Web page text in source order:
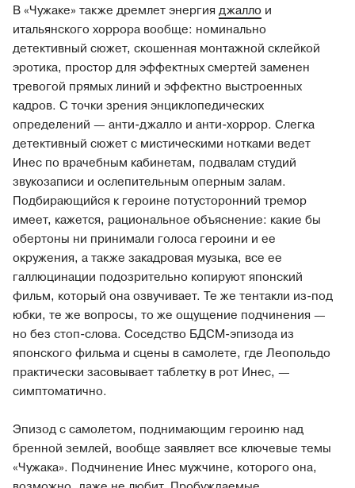
В «Чужаке» также дремлет энергия джалло и
итальянского хоррора вообще: номинально
детективный сюжет, скошенная монтажной склейкой
эротика, простор для эффектных смертей заменен
тревогой прямых линий и эффектно выстроенных
кадров. С точки зрения энциклопедических
определений — анти-джалло и анти-хоррор. Слегка
детективный сюжет с мистическими нотками ведет
Инес по врачебным кабинетам, подвалам студий
звукозаписи и ослепительным оперным залам.
Подбирающийся к героине потусторонний тремор
имеет, кажется, рациональное объяснение: какие бы
обертоны ни принимали голоса героини и ее
окружения, а также закадровая музыка, все ее
галлюцинации подозрительно копируют японский
фильм, который она озвучивает. Те же тентакли из-под
юбки, те же вопросы, то же ощущение подчинения —
но без стоп-слова. Соседство БДСМ-эпизода из
японского фильма и сцены в самолете, где Леопольдо
практически засовывает таблетку в рот Инес, —
симптоматично.
Эпизод с самолетом, поднимающим героиню над
бренной землей, вообще заявляет все ключевые темы
«Чужака». Подчинение Инес мужчине, которого она,